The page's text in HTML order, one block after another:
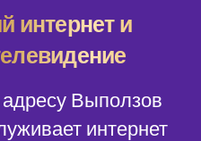
интернет и
Выползов
интернет